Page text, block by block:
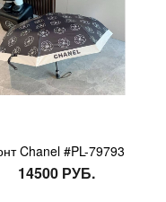
Chanel #PL-79793
14500 РУБ.